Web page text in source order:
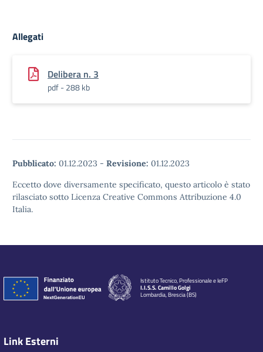
Allegati
Delibera n. 3
pdf - 288 kb
Pubblicato: 01.12.2023 - Revisione: 01.12.2023
Eccetto dove diversamente specificato, questo articolo è stato
rilasciato sotto Licenza Creative Commons Attribuzione 4.0
Italia.
Istituto Tecnico, Professionale e IeFP
I.I.S.S. Camillo Golgi
Lombardia, Brescia (BS)
Link Esterni